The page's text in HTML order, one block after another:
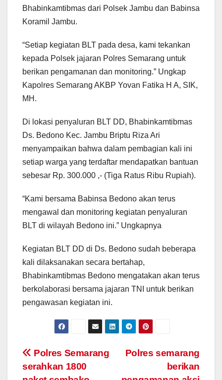
Bhabinkamtibmas dari Polsek Jambu dan Babinsa
Koramil Jambu.
“Setiap kegiatan BLT pada desa, kami tekankan
kepada Polsek jajaran Polres Semarang untuk
berikan pengamanan dan monitoring.” Ungkap
Kapolres Semarang AKBP Yovan Fatika H A, SIK,
MH.
Di lokasi penyaluran BLT DD, Bhabinkamtibmas
Ds. Bedono Kec. Jambu Briptu Riza Ari
menyampaikan bahwa dalam pembagian kali ini
setiap warga yang terdaftar mendapatkan bantuan
sebesar Rp. 300.000 ,- (Tiga Ratus Ribu Rupiah).
“Kami bersama Babinsa Bedono akan terus
mengawal dan monitoring kegiatan penyaluran
BLT di wilayah Bedono ini.” Ungkapnya
Kegiatan BLT DD di Ds. Bedono sudah beberapa
kali dilaksanakan secara bertahap,
Bhabinkamtibmas Bedono mengatakan akan terus
berkolaborasi bersama jajaran TNI untuk berikan
pengawasan kegiatan ini.
Post
Polres semarang
berikan
Polres Semarang
serahkan 1800